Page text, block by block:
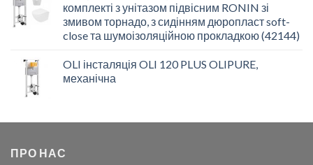
комплекті з унітазом підвісним RONIN зі
змивом торнадо, з сидінням дюропласт soft-
close та шумоізоляційною прокладкою (42144)
OLI інсталяція OLI 120 PLUS OLIPURE,
механічна
ПРО НАС